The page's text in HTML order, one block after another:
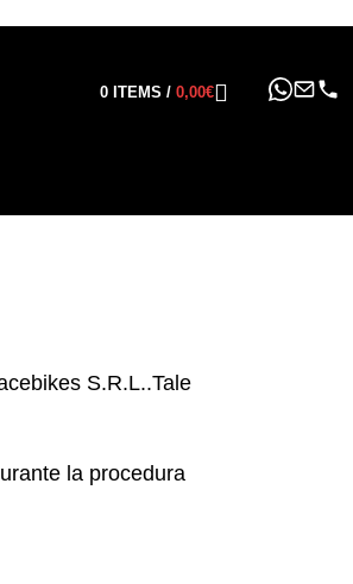
0 ITEMS / 0,00€
S.R.L..Tale
la procedura